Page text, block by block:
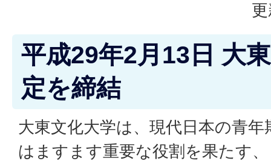
平成29年2月13日 大
定を締結
大東文化大学は、現代日本の青
はますます重要な役割を果たす